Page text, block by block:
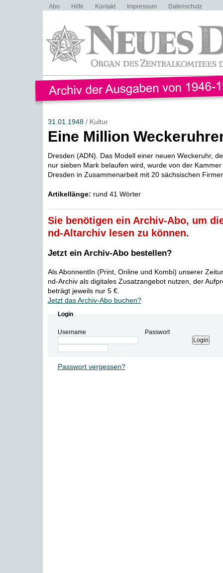
Abo Hilfe Kontakt Impressum Datenschutz
31.01.1948/ Kultur
Eine Million
Dresden (ADN). Das Modell einer neuen Weckeruhr,
nur sieben Mark belaufen wird, wurde von der Kammer
Dresden in Zusammenarbeit mit 20 sächsischen
Artikellänge: rund 41 Wörter
Sie benötigen ein Archiv-Abo, um
nd-Altarchiv lesen zu können.
Jetzt ein Archiv-Abo bestellen?
Als AbonnentIn (Print, Online und Kombi) unserer
nd-Archiv als digitales Zusatzangebot nutzen, der
beträgt jeweils nur 5 €.
Jetzt das Archiv-Abo buchen?
Login
Username Passwort
Passwort vergessen?